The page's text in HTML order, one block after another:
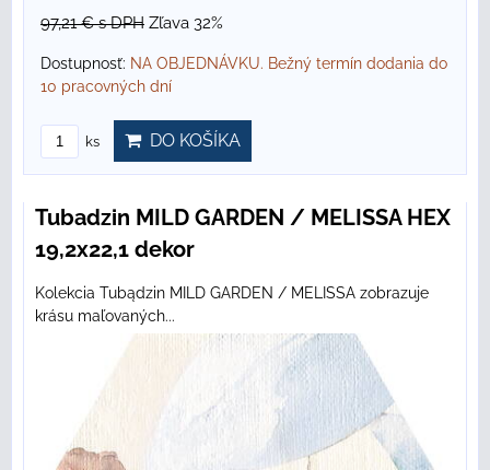
97,21 €s DPH Zľava 32%
Dostupnosť: NA OBJEDNÁVKU. Bežný termín dodania do
10 pracovných dní
ks DO KOŠÍKA
Tubadzin MILD GARDEN / MELISSA HEX
19,2x22,1 dekor
Kolekcia Tubądzin MILD GARDEN / MELISSA zobrazuje
krásu maľovaných...